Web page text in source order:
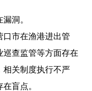
洞。
口市在渔港进出管
查监管等方面存在
相关制度执行不严
盲点。